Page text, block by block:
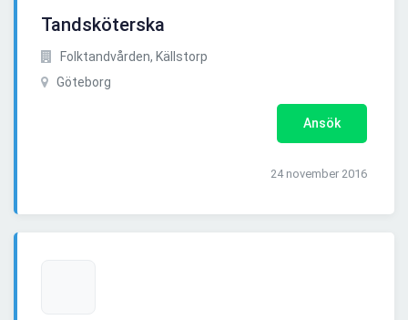
Tandsköterska
Folktandvården, Källstorp
Göteborg
Ansök
24 november 2016